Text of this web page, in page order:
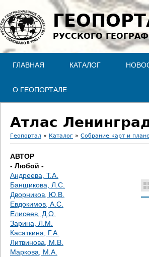
Jump to navigation
РУССКОГО
ГЛАВНАЯ КАТАЛОГ
О ГЕОПОРТАЛЕ
Атлас
В
ы
з
д
е
с
Геопортал » Каталог » Собрание карт и
АВТОР
- Любой -
Андреева, Т.А.
Банщикова, Л.С.
Дворников, Ю.В.
Евдокимов, А.С.
Елисеев, Д.О.
Зарина, Л.М.
Касаткина, Г.А.
Литвинова, М.В.
Маркова, М.А.